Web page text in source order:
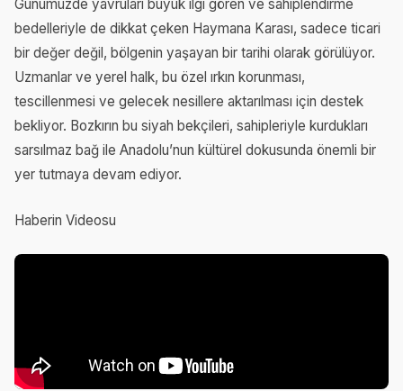
Günümüzde yavruları büyük ilgi gören ve sahiplendirme
bedelleriyle de dikkat çeken Haymana Karası, sadece ticari
bir değer değil, bölgenin yaşayan bir tarihi olarak görülüyor.
Uzmanlar ve yerel halk, bu özel ırkın korunması,
tescillenmesi ve gelecek nesillere aktarılması için destek
bekliyor. Bozkırın bu siyah bekçileri, sahipleriyle kurdukları
sarsılmaz bağ ile Anadolu’nun kültürel dokusunda önemli bir
yer tutmaya devam ediyor.
Haberin Videosu